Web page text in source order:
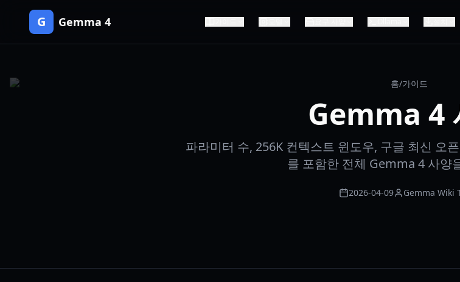
G Gemma 4
홈/가이드
Gemma 4
파라미터 수, 256K 컨텍스트 윈도우, 구글 최신 오
를 포함한 전체 Gemma 4 사양
2026-04-09 Gemma Wiki